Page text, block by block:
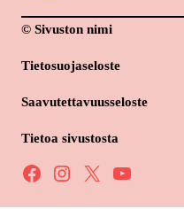
© Sivuston nimi
Tietosuojaseloste
Saavutettavuusseloste
Tietoa sivustosta
Facebook Instagram X YouTube